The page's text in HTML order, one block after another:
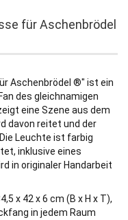
für Aschenbrödel
Aschenbrödel ®" ist ein
des gleichnamigen
eine Szene aus dem
davon reitet und der
Leuchte ist farbig
inklusive eines
in originaler Handarbeit
x 42 x 6 cm (B x H x T),
in jedem Raum